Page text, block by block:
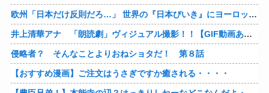
欧州「日本だけ反則だろ…」 世界の『日本びいき』にヨーロッパ全土から不満の声
井上清華アナ 「朗読劇」ヴィジュアル撮影！！【GIF動画あり】
侵略者？ そんなことよりおねショタだ！ 第８話
【おすすめ漫画】ご注文はうさぎですか癒される・・・・